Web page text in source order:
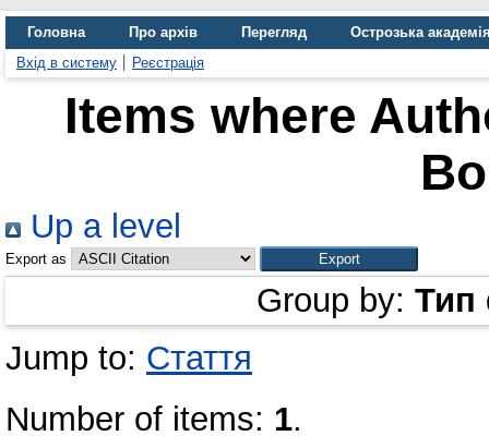
Головна Про архів Перегляд
Острозька
Вхід в систему
Реєстрація
Items where
Up a level
Export as
Group by: Тип
Jump to: Стаття
Number of items: 1.